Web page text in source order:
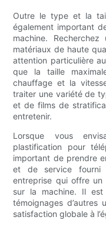
Outre le type et la
également important
machine.
matériaux de haute
attention particulière
que la taille
chauffage et la
traiter une variété de
et de films de
entretenir.
Lorsque vous
plastification pour
important de prendre
et de service fourni
entreprise qui offre
sur la machine. Il
témoignages
satisfaction globale à